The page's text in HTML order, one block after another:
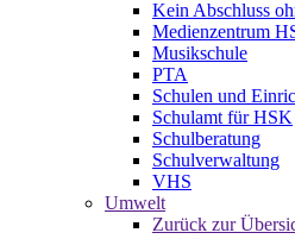
Kein Abschluss
Medienzentrum
Musikschule
PTA
Schulen und
Schulamt für HSK
Schulberatung
Schulverwaltung
VHS
Umwelt
Zurück zur